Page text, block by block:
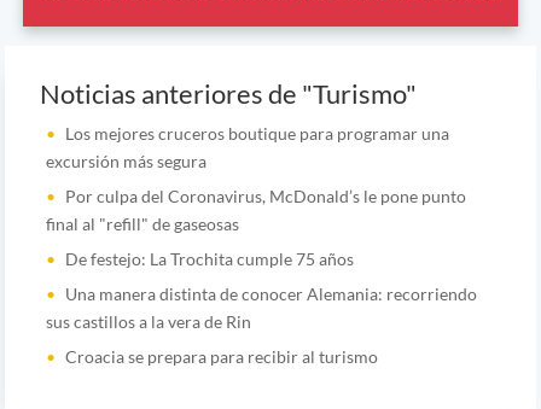
Noticias anteriores de "Turismo"
Los mejores cruceros boutique para programar una
excursión más segura
Por culpa del Coronavirus, McDonald’s le pone punto
final al "refill" de gaseosas
De festejo: La Trochita cumple 75 años
Una manera distinta de conocer Alemania: recorriendo
sus castillos a la vera de Rin
Croacia se prepara para recibir al turismo